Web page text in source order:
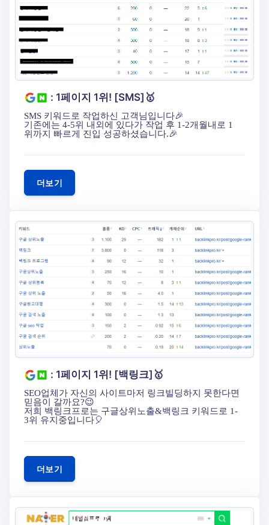
: 1페이지 1위! [SMS]🥇
SMS 키워드로 작업하신 고객님입니다🎉
기존에는 4-5위 내외에 있다가 작업 후 1-2개월내로 1
위까지 빠르게 진입 성공하셨습니다.🎉
더보기
: 1페이지 1위! [백링크]🥇
SEO업체가 자신의 사이트마저 링크빌딩하지 못한다면
믿음이 갈까요?😉
저희 백링크프로는 구글상위노출&백링크 키워드로 1-
3위 유지중입니다🎈
더보기